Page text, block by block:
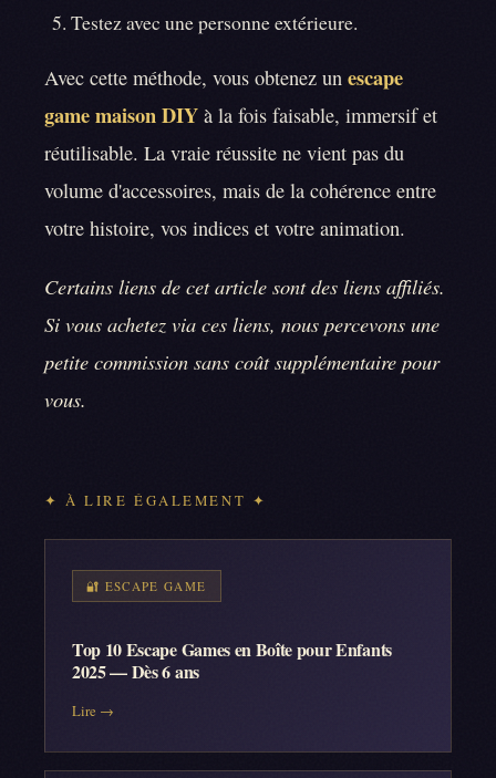
Testez avec une personne extérieure.
Avec cette méthode, vous obtenez un escape
game maison DIY à la fois faisable, immersif et
réutilisable. La vraie réussite ne vient pas du
volume d'accessoires, mais de la cohérence entre
votre histoire, vos indices et votre animation.
Certains liens de cet article sont des liens affiliés.
Si vous achetez via ces liens, nous percevons une
petite commission sans coût supplémentaire pour
vous.
✦ À LIRE ÉGALEMENT ✦
🔐 ESCAPE GAME
Top 10 Escape Games en Boîte pour Enfants
2025 — Dès 6 ans
Lire →